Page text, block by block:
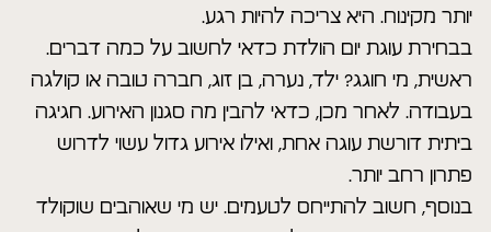
יותר מקינוח. היא צריכה להיות רגע.
בבחירת עוגת יום הולדת כדאי לחשוב על כמה דברים.
ראשית, מי חוגג? ילד, נערה, בן זוג, חברה טובה או קולגה
בעבודה. לאחר מכן, כדאי להבין מה סגנון האירוע. חגיגה
ביתית דורשת עוגה אחת, ואילו אירוע גדול עשוי לדרוש
פתרון רחב יותר.
בנוסף, חשוב להתייחס לטעמים. יש מי שאוהבים שוקולד